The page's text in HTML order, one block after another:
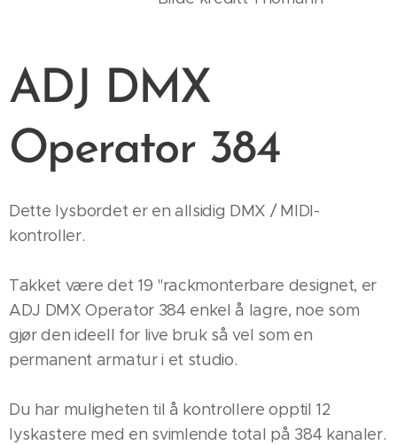
ADJ DMX
Operator 384
Dette lysbordet er en allsidig DMX / MIDI-
kontroller.
Takket være det 19 "rackmonterbare designet, er
ADJ DMX Operator 384 enkel å lagre, noe som
gjør den ideell for live bruk så vel som en
permanent armatur i et studio.
Du har muligheten til å kontrollere opptil 12
lyskastere med en svimlende total på 384 kanaler.